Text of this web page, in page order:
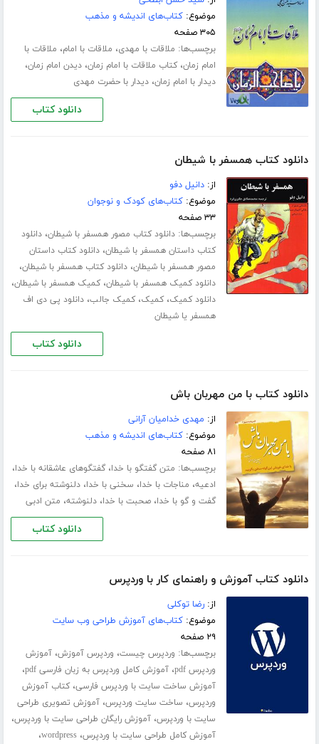
موضوع:کتاب‌های اندیشه و مذهب
۳۰۵ صفحه
برچسب‌ها: ملاقات با مهدی، ملاقات با امام، ملاقات با
امام زمان،کتاب ملاقات با امام زمان،دیدن امام زمان،
دیدار با امام زمان،دیدار با حضرت مهدی
دانلود کتاب
دانلود کتاب همسفر با شیطان
از:دانیل دفو
موضوع:کتاب‌های کودک و نوجوان
۳۳ صفحه
برچسب‌ها:دانلود کتاب مصور همسفر با شیطان،دانلود
کتاب داستان همسفر با شیطان،دانلود کتاب داستان
مصور همسفر با شیطان،دانلود کتاب همسفر با شیطان،
دانلود کمیک همسفر با شیطان،کمیک همسفر با شیطان،
دانلود کمیک،کمیک،کمیک جالب،دانلود پی دی اف
همسفر یا شیطان
دانلود کتاب
دانلود کتاب با من مهربان باش
از: مهدی خدامیان آرانی
موضوع:کتاب‌های اندیشه و مذهب
۸۱ صفحه
برچسب‌ها: متن گفتگو با خدا،گفتگوهای عاشقانه با خدا،
ادعیه، مناجات با خدا، سخنی با خدا،دلنوشته برای خدا،
گفت و گو با خدا،صحبت با خدا،دلنوشته، متن ادبی
دانلود کتاب
دانلود کتاب آموزش و راهنمای کار با وردپرس
از:رضا توکلی
موضوع:کتاب‌های آموزش طراحی وب سایت
۲۹ صفحه
برچسب‌ها: وردپرس چیست، وردپرس آموزش،آموزش
وردپرس pdf
،آموزش کامل وردپرس به زبان فارسی pdf ،
آموزش ساخت سایت با وردپرس فارسی،کتاب آموزش
وردپرس، ساخت سایت وردپرس،آموزش تصویری طراحی
سایت با وردپرس،آموزش رایگان طراحی سایت با وردپرس،
آموزش کامل طراحی سایت با وردپرس،wordpress،